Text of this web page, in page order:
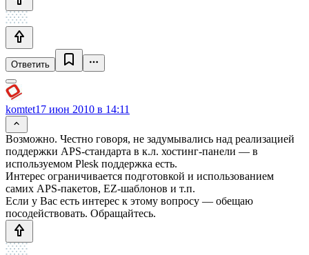
Ответить
komtet17 июн 2010 в 14:11
Возможно. Честно говоря, не задумывались над реализацией
поддержки APS-стандарта в к.л. хостинг-панели — в
используемом Plesk поддержка есть.
Интерес ограничивается подготовкой и использованием
самих APS-пакетов, EZ-шаблонов и т.п.
Если у Вас есть интерес к этому вопросу — обещаю
посодействовать. Обращайтесь.